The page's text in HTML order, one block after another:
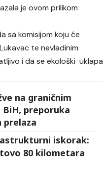
je ovom prilikom
sa komisijom koju će
te nevladinim
i da se ekološki uklapa
na graničnim
preporuka
iskorak:
80 kilometara